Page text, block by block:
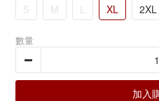
S M L XL 2XL
數量
加入